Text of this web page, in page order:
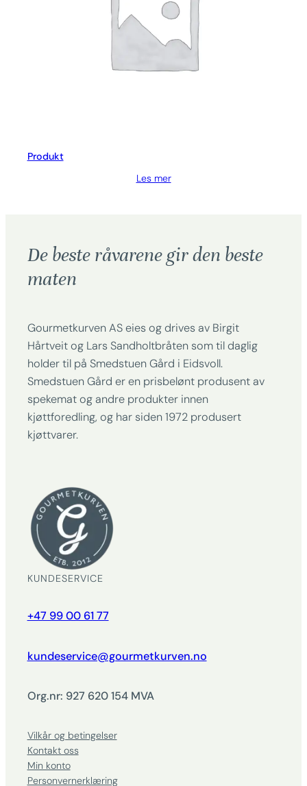
Produkt
Les mer
De beste råvarene gir den beste
maten
Gourmetkurven AS eies og drives av Birgit
Hårtveit og Lars Sandholtbråten som til daglig
holder til på Smedstuen Gård i Eidsvoll.
Smedstuen Gård er en prisbelønt produsent av
spekemat og andre produkter innen
kjøttforedling, og har siden 1972 produsert
kjøttvarer.
KUNDESERVICE
+47 99 00 61 77
kundeservice@gourmetkurven.no
Org.nr: 927 620 154 MVA
Vilkår og betingelser
Kontakt oss
Min konto
Personvernerklæring